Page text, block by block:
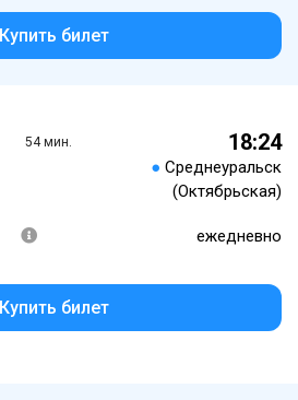
Купить билет
54 мин. 18:24
● Среднеуральск
(Октябрьская)
ежедневно
Купить билет